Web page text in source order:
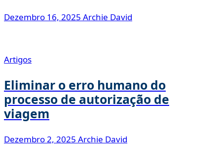
Dezembro 16, 2025 Archie David
Artigos
Eliminar o erro humano do
processo de autorização de
viagem
Dezembro 2, 2025 Archie David